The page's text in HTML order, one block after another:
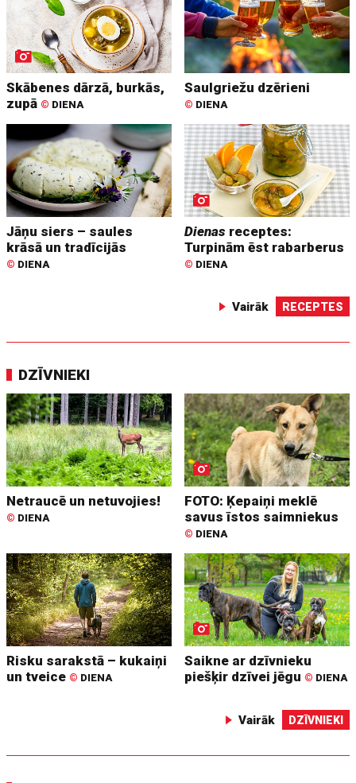
Skābenes dārzā, burkās,
zupā © DIENA
Saulgriežu dzērieni
© DIENA
Jāņu siers – saules
krāsā un tradīcijās
© DIENA
Dienas receptes:
Turpinām ēst rabarberus
© DIENA
Vairāk RECEPTES
DZĪVNIEKI
Netraucē un netuvojies!
© DIENA
FOTO: Ķepaiņi meklē
savus īstos saimniekus
© DIENA
Risku sarakstā – kukaiņi
un tveice © DIENA
Saikne ar dzīvnieku
piešķir dzīvei jēgu © DIENA
Vairāk DZĪVNIEKI